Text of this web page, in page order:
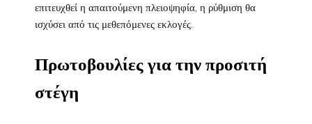
επιτευχθεί η απαιτούμενη πλειοψηφία, η ρύθμιση θα
ισχύσει από τις μεθεπόμενες εκλογές.
Πρωτοβουλίες για την προσιτή
στέγη